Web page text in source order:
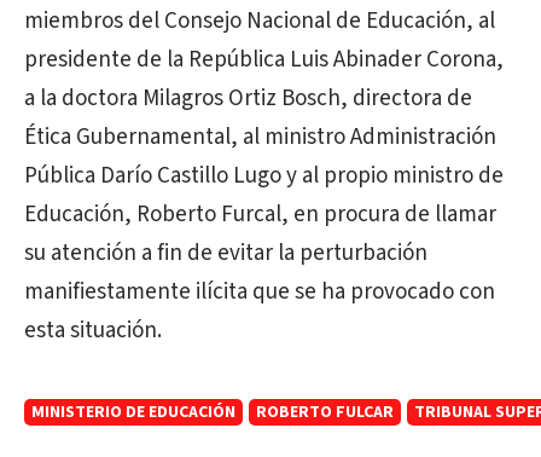
miembros del Consejo Nacional de Educación, al
presidente de la República Luis Abinader Corona,
a la doctora Milagros Ortiz Bosch, directora de
Ética Gubernamental, al ministro Administración
Pública Darío Castillo Lugo y al propio ministro de
Educación, Roberto Furcal, en procura de llamar
su atención a fin de evitar la perturbación
manifiestamente ilícita que se ha provocado con
esta situación.
MINISTERIO DE EDUCACIÓN ROBERTO FULCAR TRIBUNAL